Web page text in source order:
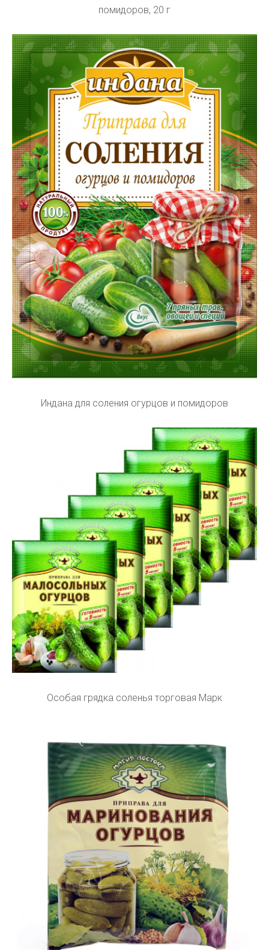
помидоров, 20 г
Индана для соления огурцов и помидоров
Особая грядка соленья торговая Марк